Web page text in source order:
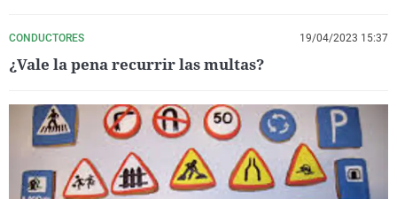
CONDUCTORES 19/04/2023 15:37
¿Vale la pena recurrir las multas?